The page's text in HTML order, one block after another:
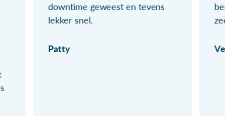
downtime geweest en tevens
lekker snel.
Patty